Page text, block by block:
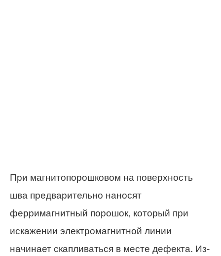
При магнитопорошковом на поверхность
шва предварительно наносят
ферримагнитный порошок, который при
искажении электромагнитной линии
начинает скапливаться в месте дефекта. Из-